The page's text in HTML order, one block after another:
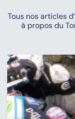
Tous nos articles
à propos du